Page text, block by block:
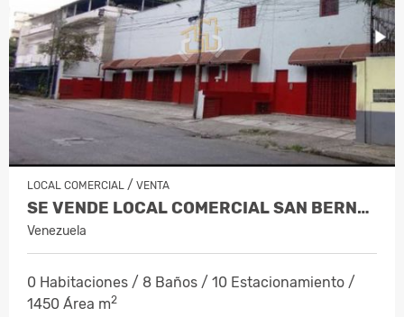
LOCAL COMERCIAL / VENTA
SE VENDE LOCAL COMERCIAL SAN BERNAND…
Venezuela
0 Habitaciones / 8 Baños / 10 Estacionamiento /
1450 Área m2